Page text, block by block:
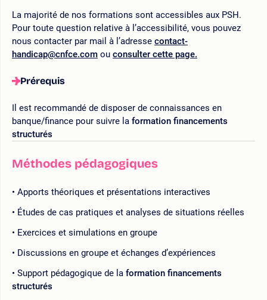
La majorité de nos formations sont accessibles aux PSH.
Pour toute question relative à l’accessibilité, vous pouvez
nous contacter par mail à l’adresse contact-
handicap@cnfce.com ou consulter cette page.
Prérequis
Il est recommandé de disposer de connaissances en
banque/finance pour suivre la formation financements
structurés
Méthodes pédagogiques
Apports théoriques et présentations interactives
Études de cas pratiques et analyses de situations réelles
Exercices et simulations en groupe
Discussions en groupe et échanges d’expériences
Support pédagogique de la formation financements
structurés